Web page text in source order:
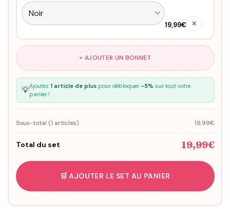
19,99€ ✕
+ AJOUTER UN BONNET
💡Ajoutez 1 article de pluspour débloquer -5% sur tout votre
panier !
Sous-total (1 articles) 19,99€
Total du set 19,99€
🛒 AJOUTER LE SET AU PANIER